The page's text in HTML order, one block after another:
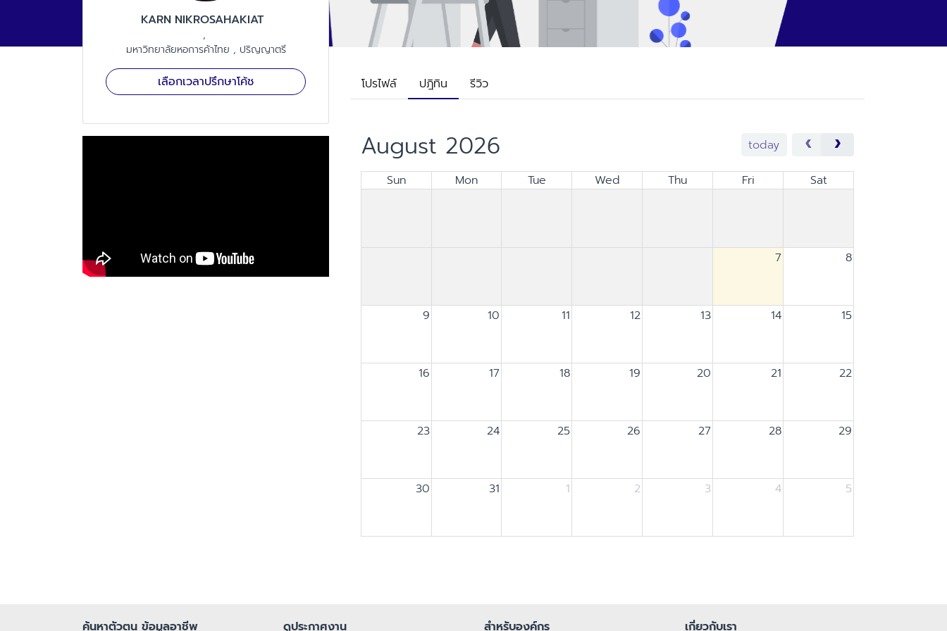
KARN NIKROSAHAKIAT
มหาวิทยาลัยหอการค้าไทย ปริญญาตรี
เลือกเวลาปรึกษาโค้ช โปรไฟล์ ปฎิทิน รีวิว
August 2026 today
Sun Mon Tue Wed Thu Fri Sat
7 8
9 10 11 12 13 14 15
16 17 18 19 20 21 22
23 24 25 26 27 28 29
30 31 1 2 3 4 5
ค้นหาตัวตน ข้อมูลอาชีพ ดูประกาศงาน สำหรับองค์กร เกี่ยวกับเรา